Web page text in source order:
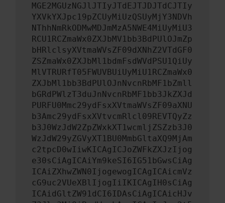
MGE2MGUzNGJlJTIyJTdEJTJDJTdCJTIy
YXVkYXJpc19pZCUyMiUzQSUyMjY3NDVh
NThhNmRkODMwMDJmMzA5NWE4MiUyMiU3
RCU1RCZmaWx0ZXJbMV1bb3BdPUlOJmZp
bHRlclsyXVtmaWVsZF09dXNhZ2VTdGF0
ZSZmaWx0ZXJbMl1bdmFsdWVdPSU1QiUy
MlVTRURfT05FWUVBUiUyMiU1RCZmaWx0
ZXJbMl1bb3BdPUlOJnNvcnRbMF1bZmll
bGRdPWlzT3duJnNvcnRbMF1bb3JkZXJd
PURFU0Mmc29ydFsxXVtmaWVsZF09aXNU
b3Amc29ydFsxXVtvcmRlcl09REVTQyZz
b3J0WzJdW2ZpZWxkXT1wcmljZSZzb3J0
WzJdW29yZGVyXT1BU0MmbGltaXQ9MjAm
c2tpcD0wIiwKICAgICJoZWFkZXJzIjog
e30sCiAgICAiYm9keSI6IG51bGwsCiAg
ICAiZXhwZWN0IjogewogICAgICAicmVz
cG9uc2VUeXBlIjogIiIKICAgIH0sCiAg
ICAidGltZW91dCI6IDAsCiAgICAicHJv